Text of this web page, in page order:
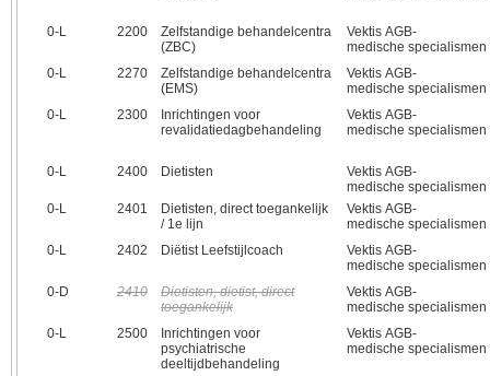
0‑L 2200
Zelfstandige behandelcentra
(ZBC)
Vektis AGB-
medische specialismen
0‑L
2270
Zelfstandige behandelcentra
(EMS)
Vektis AGB-
medische specialismen
0‑L
2300
Inrichtingen voor
revalidatiedagbehandeling
Vektis AGB-
medische specialismen
0‑L 2400 Dietisten
Vektis AGB-
medische specialismen
0‑L
2401
Dietisten, direct toegankelijk
/ 1e lijn
Vektis AGB-
medische specialismen
0‑L
2402 Diëtist Leefstijlcoach
Vektis AGB-
medische specialismen
0‑D
2410
Dietisten, dietist, direct
toegankelijk
Vektis AGB-
medische specialismen
0‑L
2500
Inrichtingen voor
psychiatrische
deeltijdbehandeling
Vektis AGB-
medische specialismen